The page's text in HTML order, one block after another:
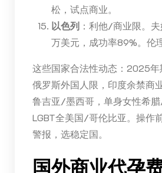
松，试点商业。
以色列：利他/商业限。夫
万美元，成功率89%。伦
这些国家合法性动态：2025年
俄罗斯外国人限，印度余禁商
鲁吉亚/墨西哥，单身女性希腊
LGBT全美国/哥伦比亚。操作
警报，选稳定国。
国外商业代孕